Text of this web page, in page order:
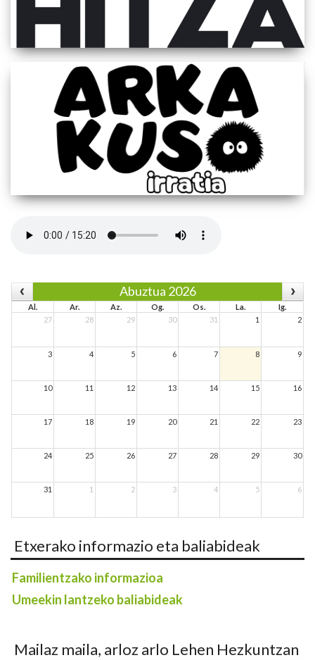
Abuztua 2026
Al. Ar. Az. Og. Os. La.
Ig.
27
28 29 30 31 1 2
3 4 5 6 7 8 9
10 11 12 13 14 15 16
17 18 19 20 21 22 23
24 25 26 27 28 29 30
31 1 2 3 4 5 6
Etxerako informazio eta baliabideak
Familientzako informazioa
Umeekin lantzeko baliabideak
Mailaz maila, arloz arlo Lehen Hezkuntzan